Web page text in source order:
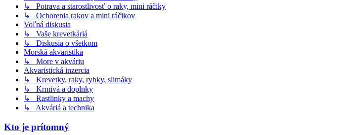
↳ Potrava a starostlivosť o raky, mini ráčiky
↳ Ochorenia rakov a mini ráčikov
Voľná diskusia
↳ Vaše krevetkáriá
↳ Diskusia o všetkom
Morská akvaristika
↳ More v akváriu
Akvaristická inzercia
↳ Krevetky, raky, rybky, slimáky
↳ Krmivá a doplnky
↳ Rastlinky a machy
↳ Akváriá a technika
Kto je prítomný